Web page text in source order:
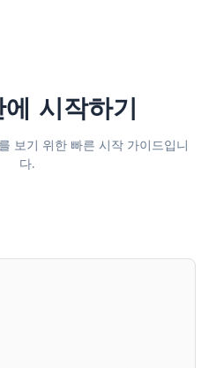
시작하기
보기 위한 빠른 시작 가이드입니
다.